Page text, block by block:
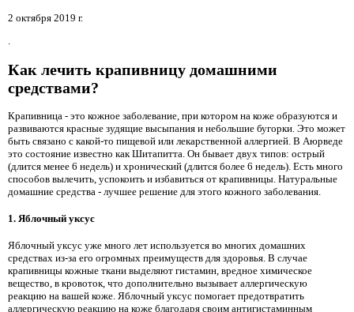
2 октября 2019 г.
.
Как лечить крапивницу домашними
средствами?
Крапивница - это кожное заболевание, при котором на коже образуются и
развиваются красные зудящие высыпания и небольшие бугорки. Это может
быть связано с какой-то пищевой или лекарственной аллергией. В Аюрведе
это состояние известно как Шитапитта. Он бывает двух типов: острый
(длится менее 6 недель) и хронический (длится более 6 недель). Есть много
способов вылечить, успокоить и избавиться от крапивницы. Натуральные
домашние средства - лучшее решение для этого кожного заболевания.
1. Яблочный уксус
Яблочный уксус уже много лет используется во многих домашних
средствах из-за его огромных преимуществ для здоровья. В случае
крапивницы кожные ткани выделяют гистамин, вредное химическое
вещество, в кровоток, что дополнительно вызывает аллергическую
реакцию на вашей коже. Яблочный уксус помогает предотвратить
аллергическую реакцию на коже благодаря своим антигистаминным